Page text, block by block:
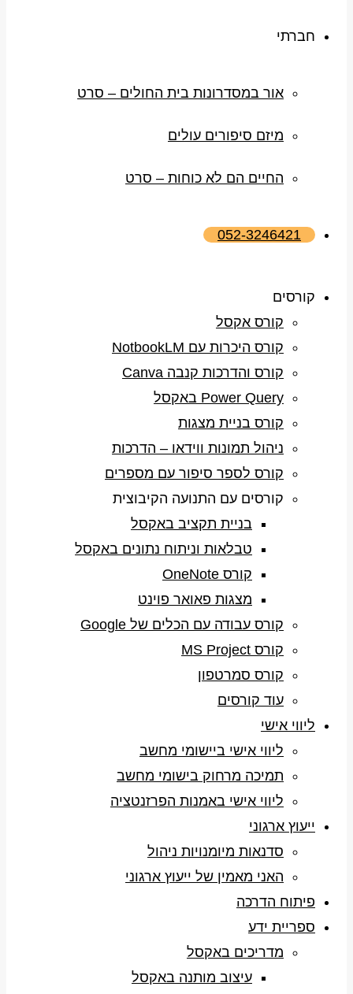
חברתי
אור במסדרונות בית החולים – סרט
מיזם סיפורים עולים
החיים הם לא כוחות – סרט
052-3246421
קורסים
קורס אקסל
קורס היכרות עם NotbookLM
קורס והדרכות קנבה Canva
Power Query באקסל
קורס בניית מצגות
ניהול תמונות ווידאו – הדרכות
קורס לספר סיפור עם מספרים
קורסים עם התנועה הקיבוצית
בניית תקציב באקסל
טבלאות וניתוח נתונים באקסל
קורס OneNote
מצגות פאואר פוינט
קורס עבודה עם הכלים של Google
קורס MS Project
קורס סמרטפון
עוד קורסים
ליווי אישי
ליווי אישי ביישומי מחשב
תמיכה מרחוק בישומי מחשב
ליווי אישי באמנות הפרזנטציה
ייעוץ ארגוני
סדנאות מיומנויות ניהול
האני מאמין של ייעוץ ארגוני
פיתוח הדרכה
ספריית ידע
מדריכים באקסל
עיצוב מותנה באקסל